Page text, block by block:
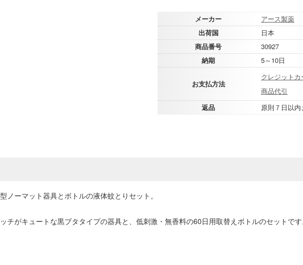
メーカー
アース製薬
出荷国
日本
商品番号
30927
納期
5～10日
お支払方法
クレジットカ
商品代引
返品
原則７日以内
ノーマット器具とボトルの液体蚊とりセット。
チがキュートな黒ブタタイプの器具と、低刺激・無香料の60日用取替えボトルのセットです